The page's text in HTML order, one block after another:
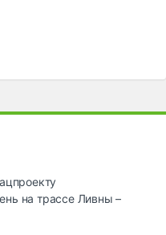
на трассе Ливны –